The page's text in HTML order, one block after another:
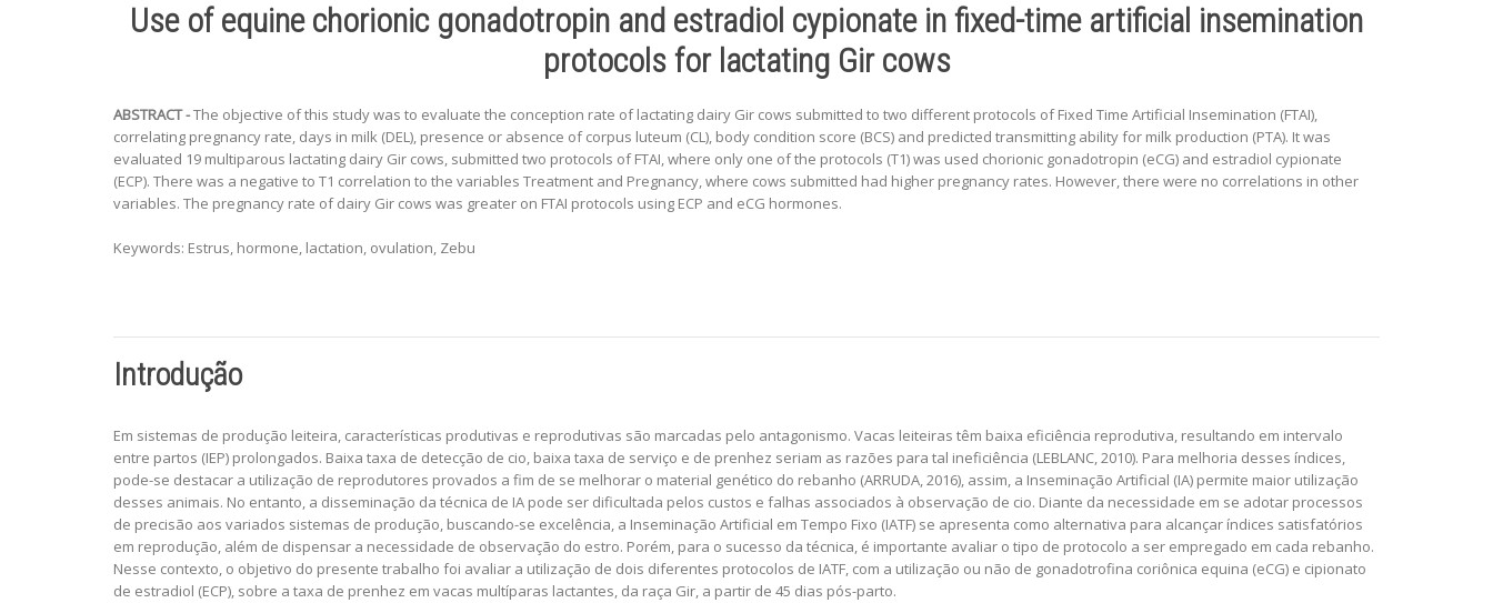
Use of equine chorionic gonadotropin and estradiol cypionate in fixed-time artificial insemination
protocols for lactating Gir cows
ABSTRACT -The objective of this study was to evaluate the conception rate of lactating dairy Gir cows submitted to two different protocols of Fixed Time Artificial Insemination (FTAI),
correlating pregnancy rate, days in milk (DEL), presence or absence of corpus luteum (CL), body condition score (BCS) and predicted transmitting ability for milk production (PTA). It was
evaluated 19 multiparous lactating dairy Gir cows, submitted two protocols of FTAI, where only one of the protocols (T1) was used chorionic gonadotropin (eCG) and estradiol cypionate
(ECP). There was a negative to T1 correlation to the variables Treatment and Pregnancy, where cows submitted had higher pregnancy rates. However, there were no correlations in other
variables. The pregnancy rate of dairy Gir cows was greater on FTAI protocols using ECP and eCG hormones.
Keywords: Estrus, hormone, lactation, ovulation, Zebu
Introdução
Em sistemas de produção leiteira, características produtivas e reprodutivas são marcadas pelo antagonismo. Vacas leiteiras têm baixa eficiência reprodutiva, resultando em intervalo
entre partos (IEP) prolongados. Baixa taxa de detecção de cio, baixa taxa de serviço e de prenhez seriam as razões para tal ineficiência (LEBLANC, 2010). Para melhoria desses índices,
pode-se destacar a utilização de reprodutores provados a fim de se melhorar o material genético do rebanho (ARRUDA, 2016), assim, a Inseminação Artificial (IA) permite maior utilização
desses animais. No entanto, a disseminação da técnica de IA pode ser dificultada pelos custos e falhas associados à observação de cio. Diante da necessidade em se adotar processos
de precisão aos variados sistemas de produção, buscando-se excelência, a Inseminação Artificial em Tempo Fixo (IATF) se apresenta como alternativa para alcançar índices satisfatórios
em reprodução, além de dispensar a necessidade de observação do estro. Porém, para o sucesso da técnica, é importante avaliar o tipo de protocolo a ser empregado em cada rebanho.
Nesse contexto, o objetivo do presente trabalho foi avaliar a utilização de dois diferentes protocolos de IATF, com a utilização ou não de gonadotrofina coriônica equina (eCG) e cipionato
de estradiol (ECP), sobre a taxa de prenhez em vacas multíparas lactantes, da raça Gir, a partir de 45 dias pós-parto.